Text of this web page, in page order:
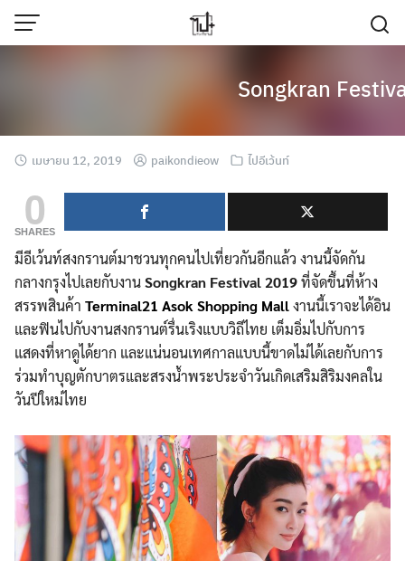
Skip
Songkran
เมษายน 12, 2019 paikondieow ไปอีเว้นท์
0
SHARES
มีอีเว้นท์สงกรานต์มาชวนทุกคนไปเที่ยวกันอีกแล้ว งานนี้จัดกัน
กลางกรุงไปเลยกับงานSongkran Festival 2019ที่จัดขึ้นที่ห้าง
สรรพสินค้า Terminal21 Asok Shopping Mallงานนี้เราจะได้อิน
และฟินไปกับงานสงกรานต์รื่นเริงแบบวิถีไทย เต็มอิ่มไปกับการ
แสดงที่หาดูได้ยาก และแน่นอนเทศกาลแบบนี้ขาดไม่ได้เลยกับการ
ร่วมทำบุญตักบาตรและสรงน้ำพระประจำวันเกิดเสริมสิริมงคลใน
วันปีใหม่ไทย